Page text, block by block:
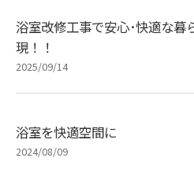
浴室改修工事で安心･快適な暮
現！！
2025/09/14
浴室を快適空間に
2024/08/09